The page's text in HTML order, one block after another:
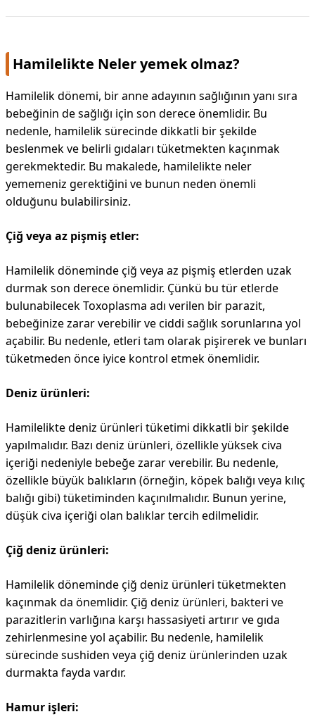
Hamilelikte Neler yemek olmaz?
Hamilelik dönemi, bir anne adayının sağlığının yanı sıra
bebeğinin de sağlığı için son derece önemlidir. Bu
nedenle, hamilelik sürecinde dikkatli bir şekilde
beslenmek ve belirli gıdaları tüketmekten kaçınmak
gerekmektedir. Bu makalede, hamilelikte neler
yememeniz gerektiğini ve bunun neden önemli
olduğunu bulabilirsiniz.
Çiğ veya az pişmiş etler:
Hamilelik döneminde çiğ veya az pişmiş etlerden uzak
durmak son derece önemlidir. Çünkü bu tür etlerde
bulunabilecek Toxoplasma adı verilen bir parazit,
bebeğinize zarar verebilir ve ciddi sağlık sorunlarına yol
açabilir. Bu nedenle, etleri tam olarak pişirerek ve bunları
tüketmeden önce iyice kontrol etmek önemlidir.
Deniz ürünleri:
Hamilelikte deniz ürünleri tüketimi dikkatli bir şekilde
yapılmalıdır. Bazı deniz ürünleri, özellikle yüksek civa
içeriği nedeniyle bebeğe zarar verebilir. Bu nedenle,
özellikle büyük balıkların (örneğin, köpek balığı veya kılıç
balığı gibi) tüketiminden kaçınılmalıdır. Bunun yerine,
düşük civa içeriği olan balıklar tercih edilmelidir.
Çiğ deniz ürünleri:
Hamilelik döneminde çiğ deniz ürünleri tüketmekten
kaçınmak da önemlidir. Çiğ deniz ürünleri, bakteri ve
parazitlerin varlığına karşı hassasiyeti artırır ve gıda
zehirlenmesine yol açabilir. Bu nedenle, hamilelik
sürecinde sushiden veya çiğ deniz ürünlerinden uzak
durmakta fayda vardır.
Hamur işleri: